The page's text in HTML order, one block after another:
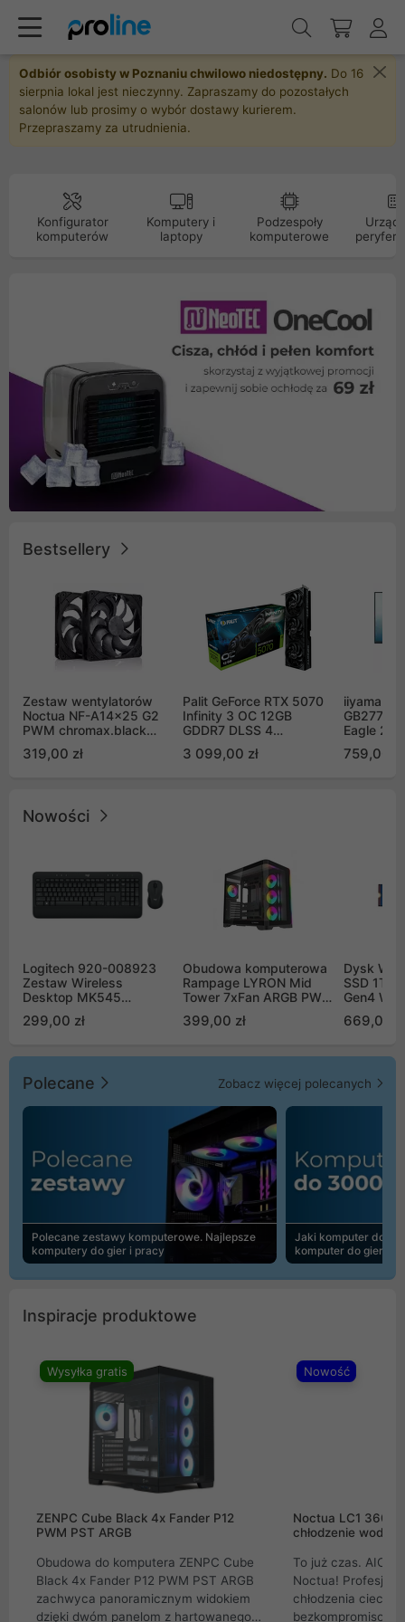
Odbiór osobisty w Poznaniu chwilowo niedostępny. Do 16
sierpnia lokal jest nieczynny. Zapraszamy do pozostałych
salonów lub prosimy o wybór dostawy kurierem.
Przepraszamy za utrudnienia.
Konfigurator
komputerów
Komputery i
laptopy
Podzespoły
komputerowe
Bestsellery
Zestaw wentylatorów
Noctua NF-A14x25 G2
PWM chromax.black
Push Pull (2szt)
319,00 zł
Palit GeForce RTX 5070
Infinity 3 OC 12GB
GDDR7 DLSS 4
GB2050S)
3 099,00 zł
iiyama G-
Eagle 27"
759,00 zł
Nowości
Logitech 920-008923
Zestaw Wireless
Desktop MK545
299,00 zł
Obudowa komputerowa
Rampage LYRON Mid
Tower 7xFan ARGB PWM
399,00 zł
Dysk WD
SSD 1TB
Gen4
669,00
Polecane Zobacz więcej polecanych
Polecane zestawy komputerowe. Najlepsze
komputery do gier i pracy
Jaki komputer do
komputer do gier |
Inspiracje produktowe
Wysyłka gratis
ZENPC Cube Black 4x Fander P12
PWM PST ARGB
Obudowa do komputera ZENPC Cube
Black 4x Fander P12 PWM PST ARGB
zachwyca panoramicznym widokiem
dzięki dwóm panelom z hartowanego
Nowość
Noctua LC1
chłodzenie wodne
To już czas. AIO
Noctua!
chłodzenia cieczą